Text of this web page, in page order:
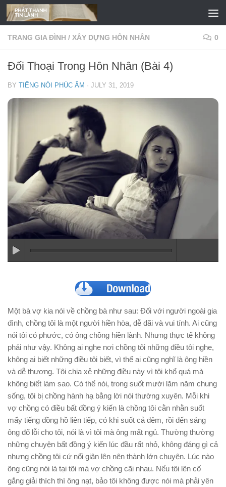
Skip to content
TRANG GIA ĐÌNH / XÂY DỰNG HÔN NHÂN 0
Đối Thoại Trong Hôn Nhân (Bài 4)
BY TIẾNG NÓI PHÚC ÂM · JULY 31, 2019
Một bà vợ kia nói về chồng bà như sau: Ðối với người ngoài gia
đình, chồng tôi là một người hiền hòa, dễ dãi và vui tính. Ai cũng
nói tôi có phước, có ông chồng hiền lành. Nhưng thực tế không
phải như vậy. Không ai nghe nơi chồng tôi những điều tôi nghe,
không ai biết những điều tôi biết, vì thế ai cũng nghĩ là ông hiền
và dễ thương. Tôi chia xẻ những điều này vì tôi khổ quá mà
không biết làm sao. Có thể nói, trong suốt mười lăm năm chung
sống, tôi bị chồng hành hạ bằng lời nói thường xuyên. Mỗi khi
vợ chồng có điều bất đồng ý kiến là chồng tôi cằn nhằn suốt
mấy tiếng đồng hồ liên tiếp, có khi suốt cả đêm, rồi đến sáng
ông đổ lỗi cho tôi, nói là vì tôi mà ông mất ngủ. Thường thường
những chuyện bất đồng ý kiến lúc đầu rất nhỏ, không đáng gì cả
nhưng chồng tôi cứ nổi giận lên nên thành lớn chuyện. Lúc nào
ông cũng nói là tại tôi mà vợ chồng cãi nhau. Nếu tôi lên cố
gắng giải thích thì ông nạt, bảo tôi không được nói mà phải yên